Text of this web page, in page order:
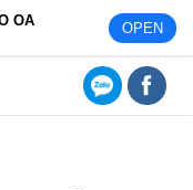
OA OPEN